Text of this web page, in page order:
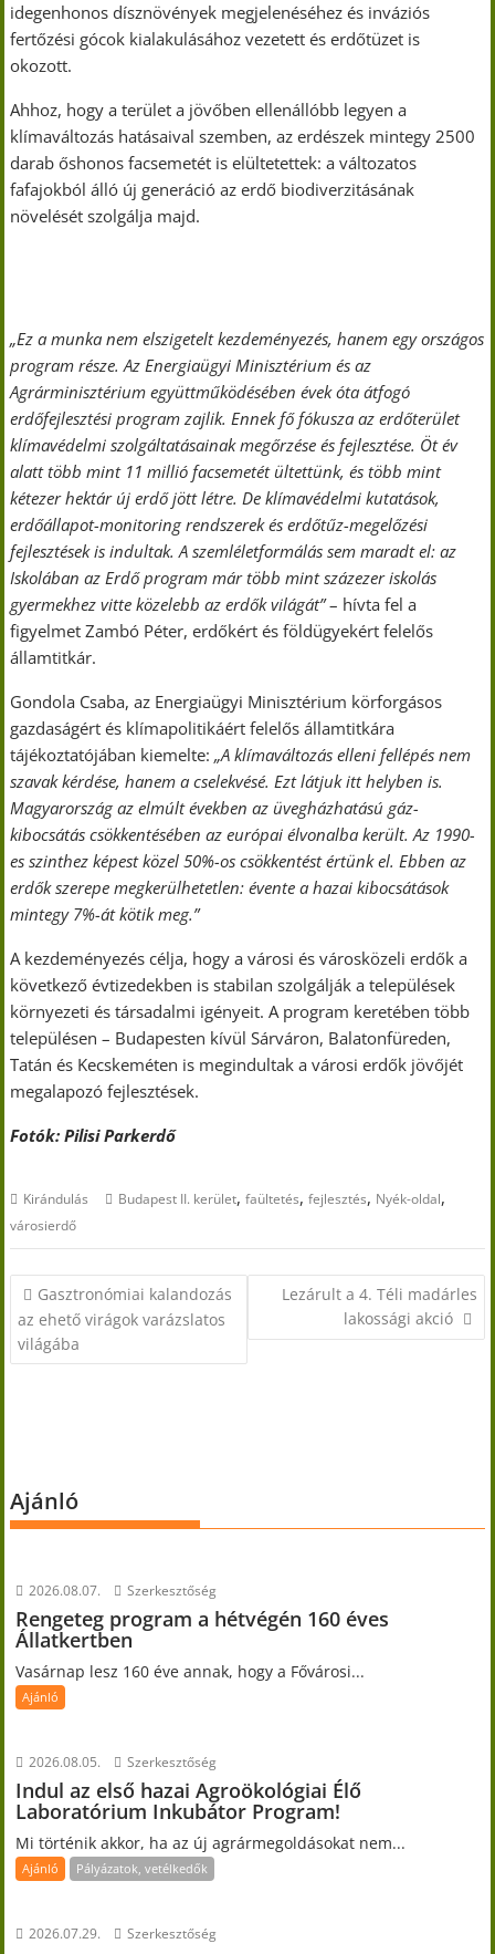
idegenhonos dísznövények megjelenéséhez és inváziós
fertőzési gócok kialakulásához vezetett és erdőtüzet is
okozott.
Ahhoz, hogy a terület a jövőben ellenállóbb legyen a
klímaváltozás hatásaival szemben, az erdészek mintegy 2500
darab őshonos facsemetét is elültetettek: a változatos
fafajokból álló új generáció az erdő biodiverzitásának
növelését szolgálja majd.
„Ez a munka nem elszigetelt kezdeményezés, hanem egy országos
program része. Az Energiaügyi Minisztérium és az
Agrárminisztérium együttműködésében évek óta átfogó
erdőfejlesztési program zajlik. Ennek fő fókusza az erdőterület
klímavédelmi szolgáltatásainak megőrzése és fejlesztése. Öt év
alatt több mint 11 millió facsemetét ültettünk, és több mint
kétezer hektár új erdő jött létre. De klímavédelmi kutatások,
erdőállapot-monitoring rendszerek és erdőtűz-megelőzési
fejlesztések is indultak. A szemléletformálás sem maradt el: az
Iskolában az Erdő program már több mint százezer iskolás
gyermekhez vitte közelebb az erdők világát”– hívta fel a
figyelmet Zambó Péter, erdőkért és földügyekért felelős
államtitkár.
Gondola Csaba, az Energiaügyi Minisztérium körforgásos
gazdaságért és klímapolitikáért felelős államtitkára
tájékoztatójában kiemelte:„A klímaváltozás elleni fellépés nem
szavak kérdése, hanem a cselekvésé. Ezt látjuk itt helyben is.
Magyarország az elmúlt években az üvegházhatású gáz-
kibocsátás csökkentésében az európai élvonalba került. Az 1990-
es szinthez képest közel 50%-os csökkentést értünk el. Ebben az
erdők szerepe megkerülhetetlen: évente a hazai kibocsátások
mintegy 7%-át kötik meg.”
A kezdeményezés célja, hogy a városi és városközeli erdők a
következő évtizedekben is stabilan szolgálják a települések
környezeti és társadalmi igényeit. A program keretében több
településen – Budapesten kívül Sárváron, Balatonfüreden,
Tatán és Kecskeméten is megindultak a városi erdők jövőjét
megalapozó fejlesztések.
Fotók: Pilisi Parkerdő
Kirándulás Budapest II. kerület,faültetés,fejlesztés, Nyék-oldal,
városierdő
Bejegyzés
navigáció
Gasztronómiai kalandozás
az ehető virágok varázslatos
világába
Lezárult a 4. Téli madárles
lakossági akció
Ajánló
2026.08.07. Szerkesztőség
Rengeteg program a hétvégén 160 éves
Állatkertben
Vasárnap lesz 160 éve annak, hogy a Fővárosi...
Ajánló
2026.08.05. Szerkesztőség
Indul az első hazai Agroökológiai Élő
Laboratórium Inkubátor Program!
Mi történik akkor, ha az új agrármegoldásokat nem...
Ajánló Pályázatok, vetélkedők
2026.07.29. Szerkesztőség